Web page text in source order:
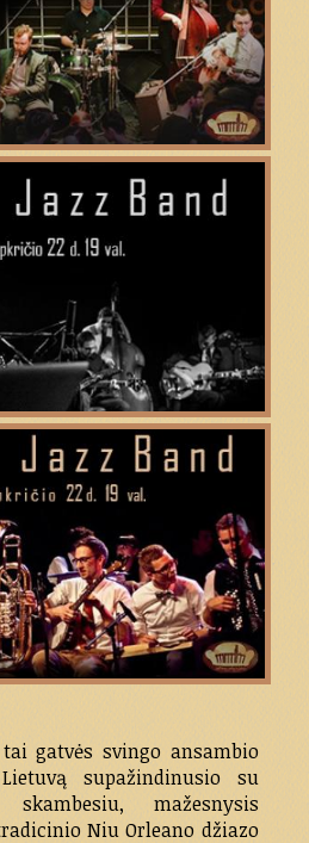
gatvės svingo ansambio
supažindinusio su
mažesnysis
Niu Orleano džiazo